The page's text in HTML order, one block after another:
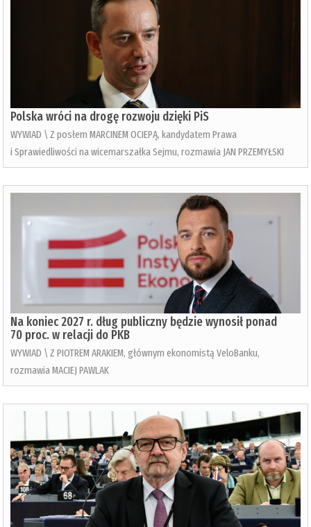
Polska wróci na drogę rozwoju dzięki PiS
WYWIAD \ Z posłem MARCINEM OCIEPĄ, kandydatem Prawa
i Sprawiedliwości na wicemarszałka Sejmu, rozmawia JAN PRZEMYŁSKI
Na koniec 2027 r. dług publiczny będzie wynosił ponad
70 proc. w relacji do PKB
WYWIAD \ Z PIOTREM ARAKIEM, głównym ekonomistą VeloBanku,
rozmawia MACIEJ PAWLAK